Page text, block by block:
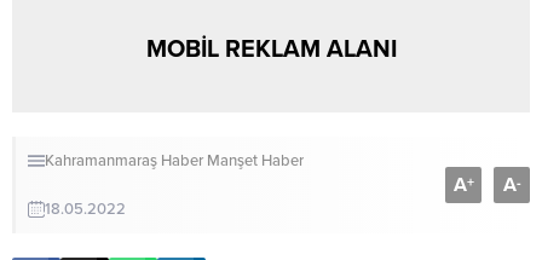
MOBİL REKLAM ALANI
Kahramanmaraş Haber Manşet Haber
18.05.2022
A+ A-